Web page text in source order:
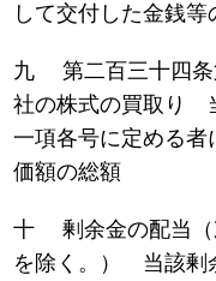
して交付した金銭
九 第二百三十四条
社の株式の買取り
一項各号に定める
価額の総額
十 剰余金の配当（
を除く。） 当該剰